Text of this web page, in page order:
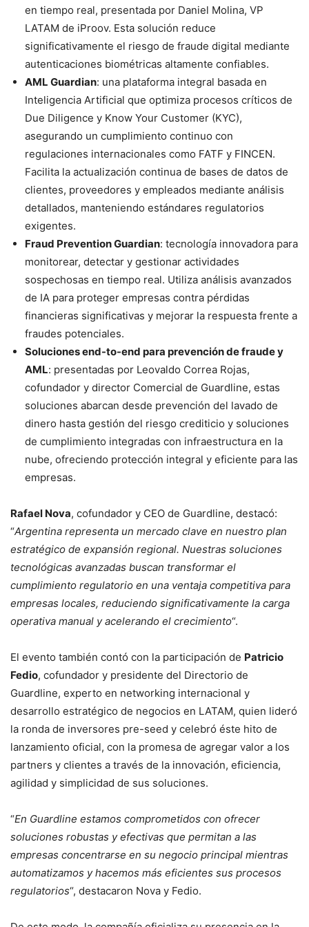
en tiempo real, presentada por Daniel Molina, VP
LATAM de iProov. Esta solución reduce
significativamente el riesgo de fraude digital mediante
autenticaciones biométricas altamente confiables.
AML Guardian: una plataforma integral basada en
Inteligencia Artificial que optimiza procesos críticos de
Due Diligence y Know Your Customer (KYC),
asegurando un cumplimiento continuo con
regulaciones internacionales como FATF y FINCEN.
Facilita la actualización continua de bases de datos de
clientes, proveedores y empleados mediante análisis
detallados, manteniendo estándares regulatorios
exigentes.
Fraud Prevention Guardian: tecnología innovadora para
monitorear, detectar y gestionar actividades
sospechosas en tiempo real. Utiliza análisis avanzados
de IA para proteger empresas contra pérdidas
financieras significativas y mejorar la respuesta frente a
fraudes potenciales.
Soluciones end-to-end para prevención de fraude y
AML: presentadas por Leovaldo Correa Rojas,
cofundador y director Comercial de Guardline, estas
soluciones abarcan desde prevención del lavado de
dinero hasta gestión del riesgo crediticio y soluciones
de cumplimiento integradas con infraestructura en la
nube, ofreciendo protección integral y eficiente para las
empresas.
Rafael Nova, cofundador y CEO de Guardline, destacó:
“Argentina representa un mercado clave en nuestro plan
estratégico de expansión regional. Nuestras soluciones
tecnológicas avanzadas buscan transformar el
cumplimiento regulatorio en una ventaja competitiva para
empresas locales, reduciendo significativamente la carga
operativa manual y acelerando el crecimiento“.
El evento también contó con la participación de Patricio
Fedio, cofundador y presidente del Directorio de
Guardline, experto en networking internacional y
desarrollo estratégico de negocios en LATAM, quien lideró
la ronda de inversores pre-seed y celebró éste hito de
lanzamiento oficial, con la promesa de agregar valor a los
partners y clientes a través de la innovación, eficiencia,
agilidad y simplicidad de sus soluciones.
“En Guardline estamos comprometidos con ofrecer
soluciones robustas y efectivas que permitan a las
empresas concentrarse en su negocio principal mientras
automatizamos y hacemos más eficientes sus procesos
regulatorios“, destacaron Nova y Fedio.